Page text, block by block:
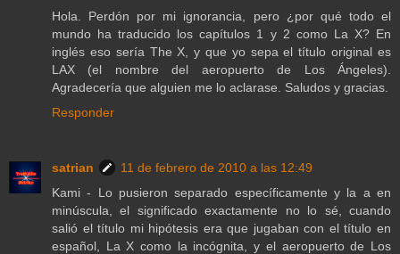
Hola. Perdón por mi ignorancia, pero ¿por qué todo el
mundo ha traducido los capítulos 1 y 2 como La X? En
inglés eso sería The X, y que yo sepa el título original es
LAX (el nombre del aeropuerto de Los Ángeles).
Agradecería que alguien me lo aclarase. Saludos y gracias.
Responder
satrian
11 de febrero de 2010 a las 12:49
Kami - Lo pusieron separado específicamente y la a en
minúscula, el significado exactamente no lo sé, cuando
salió el título mi hipótesis era que jugaban con el título en
español, La X como la incógnita, y el aeropuerto de Los